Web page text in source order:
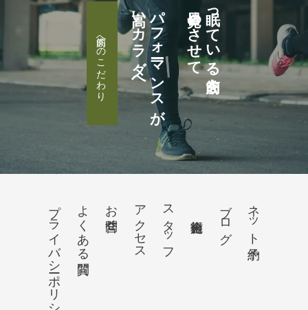
眠っている筋肉を
目覚めさせて
パフォーマンスが
高いカラダへ
筋肉へのこだわり
ネット予約
ブログ
スタッフ
アクセス
お問合せ
よくある質問
プライバシーポリシー